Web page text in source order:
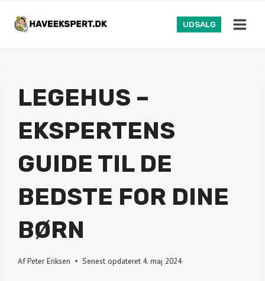
UDSALG
LEGEHUS –
EKSPERTENS
GUIDE TIL DE
BEDSTE FOR DINE
BØRN
AfPeter Eriksen Senest opdateret 4. maj 2024